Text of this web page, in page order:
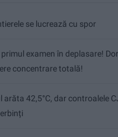
se lucrează cu spor
primul examen în deplasare!
concentrare totală!
arăta 42,5°C, dar controalele